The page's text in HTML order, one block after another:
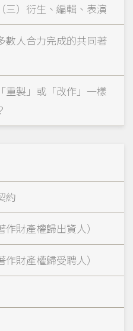
）衍生、編輯、表演
人合力完成的共同著
重製」或「改作」一樣
約
財產權歸出資人）
財產權歸受聘人）